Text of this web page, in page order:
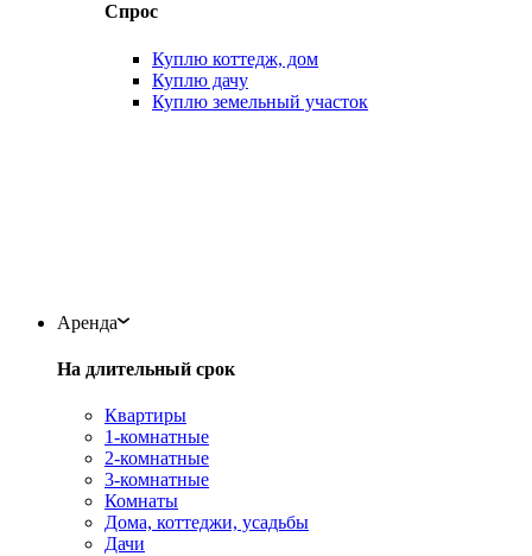
Спрос
Куплю коттедж, дом
Куплю дачу
Куплю земельный участок
Аренда
На длительный срок
Квартиры
1-комнатные
2-комнатные
3-комнатные
Комнаты
Дома, коттеджи, усадьбы
Дачи